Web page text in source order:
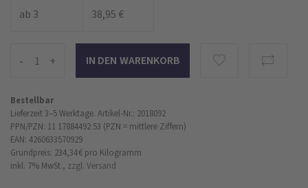
ab 3 38,95 €
- +
Bestellbar
Lieferzeit 3–5 Werktage. Artikel-Nr.: 2018092
PPN/PZN: 11 17884492 53 (PZN = mittlere Ziffern)
EAN: 4260633570929
Grundpreis: 234,34 € pro Kilogramm
inkl. 7% MwSt., zzgl. Versand